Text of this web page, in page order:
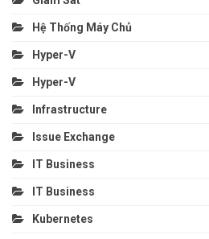
Hệ Thống Máy Chủ
Hyper-V
Hyper-V
Infrastructure
Issue Exchange
IT Business
IT Business
Kubernetes